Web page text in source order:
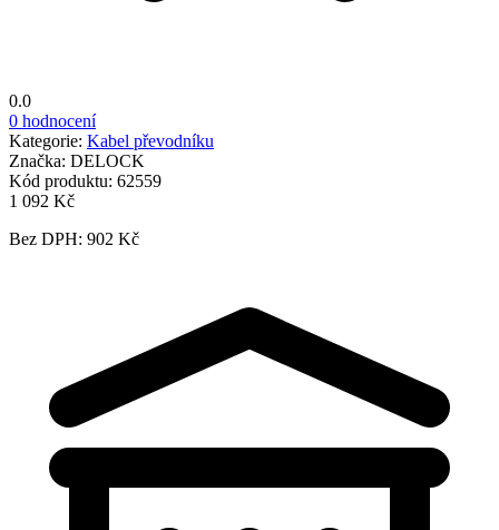
0.0
0 hodnocení
Kategorie: Kabel převodníku
Značka: DELOCK
Kód produktu: 62559
1 092 Kč
Bez DPH: 902 Kč